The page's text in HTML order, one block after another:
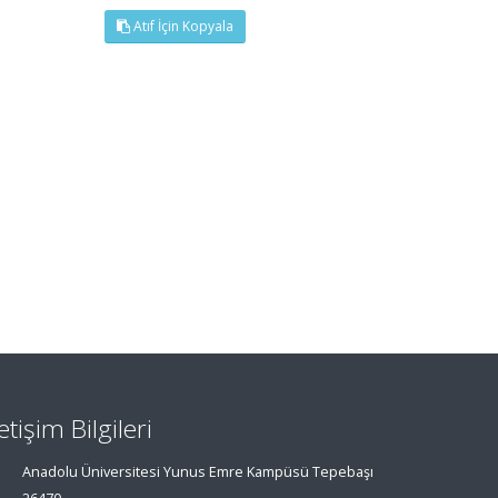
Atıf İçin Kopyala
Bilgileri
Anadolu Üniversitesi Yunus Emre Kampüsü Tepebaşı